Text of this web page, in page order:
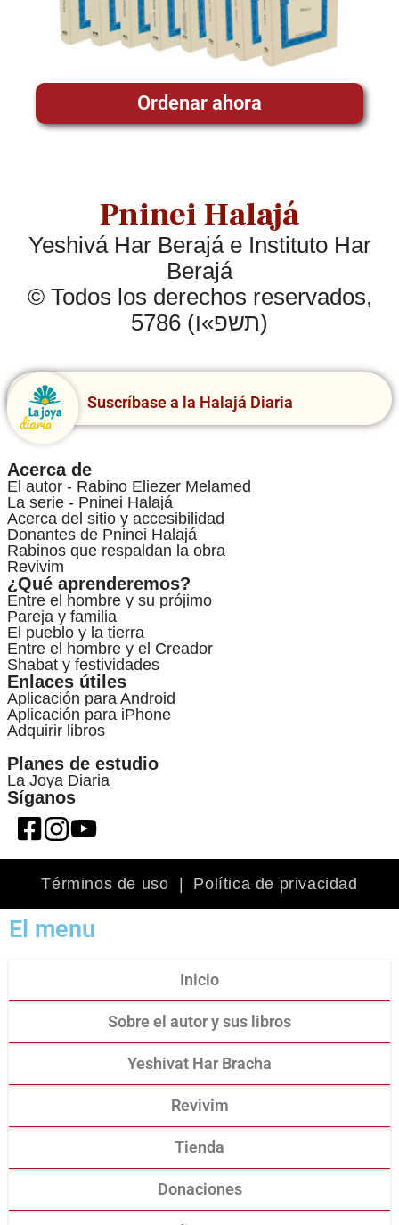
Ordenar ahora
Pninei Halajá
Yeshivá Har Berajá e Instituto Har
Berajá
© Todos los derechos reservados,
5786 (תשפ»ו)
Suscríbase a la Halajá Diaria
Acerca de
El autor - Rabino Eliezer Melamed
La serie - Pninei Halajá
Acerca del sitio y accesibilidad
Donantes de Pninei Halajá
Rabinos que respaldan la obra
Revivim
¿Qué aprenderemos?
Entre el hombre y su prójimo
Pareja y familia
El pueblo y la tierra
Entre el hombre y el Creador
Shabat y festividades
Enlaces útiles
Aplicación para Android
Aplicación para iPhone
Adquirir libros
Planes de estudio
La Joya Diaria
Síganos
Términos de uso Política de privacidad
El menu
Inicio
Sobre el autor y sus libros
Yeshivat Har Bracha
Revivim
Tienda
Donaciones